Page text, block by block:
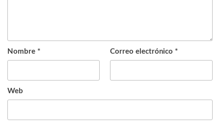
Nombre * Correo electrónico *
Web